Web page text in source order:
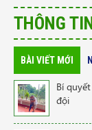
THÔNG
BÀI VIẾT MỚI
Bí
đội